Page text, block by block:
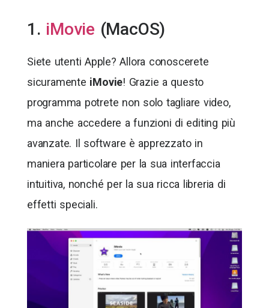
1. iMovie (MacOS)
Siete utenti Apple? Allora conoscerete
sicuramente iMovie! Grazie a questo
programma potrete non solo tagliare video,
ma anche accedere a funzioni di editing più
avanzate. Il software è apprezzato in
maniera particolare per la sua interfaccia
intuitiva, nonché per la sua ricca libreria di
effetti speciali.